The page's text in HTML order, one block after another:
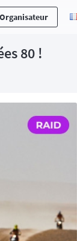
80 !